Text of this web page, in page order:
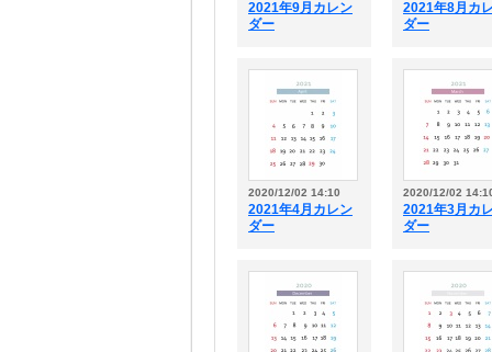
2021年9月カレン
ダー
2021年8月カ
ダー
2020/12/02 14:10
2021年4月カレン
ダー
2020/12/02
2021年3月カ
ダー